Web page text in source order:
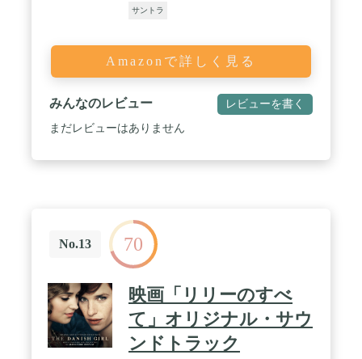
サントラ
Amazonで詳しく見る
みんなのレビュー レビューを書く
まだレビューはありません
No.13 70
映画「リリーのすべ
て」オリジナル・サウ
ンドトラック